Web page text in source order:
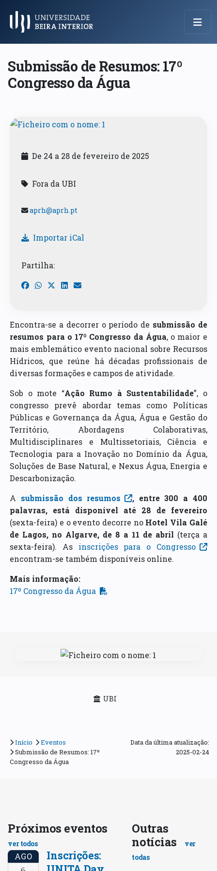
Menu Principal
Submissão de Resumos: 17º
Congresso da Água
De 24 a 28 de fevereiro de 2025
Fora da UBI
aprh@aprh.pt
Importar iCal
Partilha:
Encontra-se a decorrer o período de submissão de
resumos para o 17º Congresso da Água, o maior e
mais emblemático evento nacional sobre Recursos
Hídricos, que reúne há décadas profissionais de
diversas formações e campos de atividade.
Sob o mote “Ação Rumo à Sustentabilidade”, o
congresso prevê abordar temas como Políticas
Públicas e Governança da Água, Água e Gestão do
Território, Abordagens Colaborativas,
Multidisciplinares e Multissetoriais, Ciência e
Tecnologia para a Inovação no Domínio da Água,
Soluções de Base Natural, e Nexus Água, Energia e
Descarbonização.
A submissão dos resumos
, entre 300 a 400
palavras, está disponível até 28 de fevereiro
(sexta-feira) e o evento decorre noHotel Vila Galé
de Lagos, no Algarve, de 8 a 11 de abril (terça a
sexta-feira). As inscrições para o Congresso
encontram-se também disponíveis online.
Mais informação:
17º Congresso da Água
UBI
Início
Eventos
Submissão de Resumos: 17º
Congresso da Água
Data da última atualização:
2025-02-24
Próximos eventos
ver todos
AGO
Inscrições:
Outras
notícias
ver
todas